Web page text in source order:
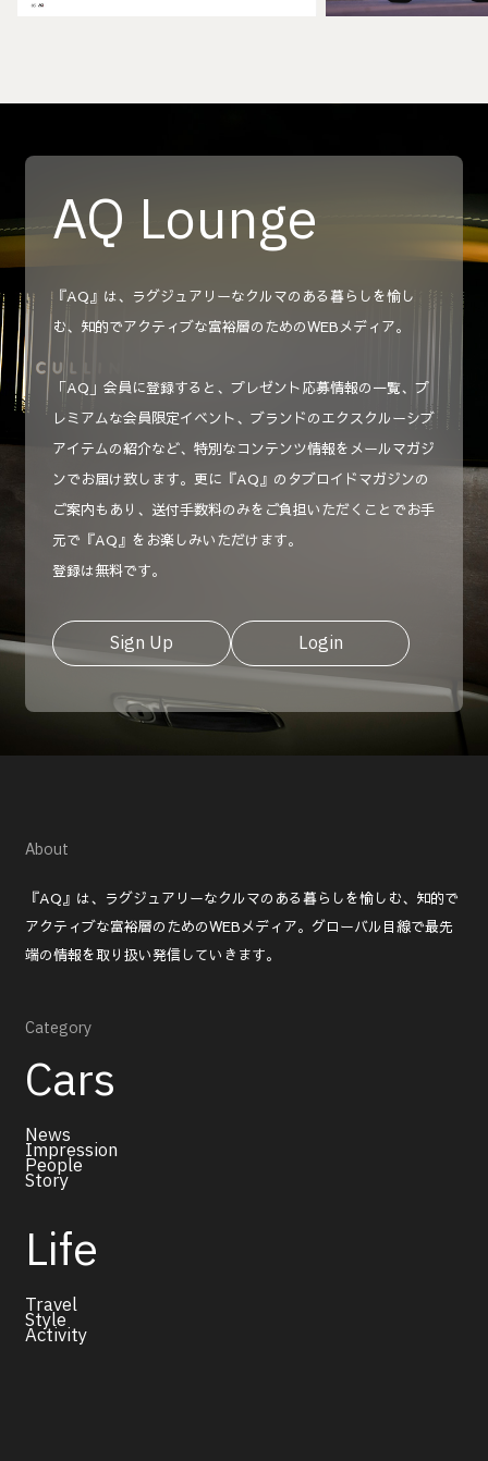
AQ Lounge
『AQ』は、ラグジュアリーなクルマのある暮らしを愉し
む、知的でアクティブな富裕層のためのWEBメディア。
「AQ」会員に登録すると、プレゼント応募情報の一覧、プ
レミアムな会員限定イベント、ブランドのエクスクルーシブ
アイテムの紹介など、特別なコンテンツ情報をメールマガジ
ンでお届け致します。更に『AQ』のタブロイドマガジンの
ご案内もあり、送付手数料のみをご負担いただくことでお手
元で『AQ』をお楽しみいただけます。
登録は無料です。
Sign Up Login
About
『AQ』は、ラグジュアリーなクルマのある暮らしを愉しむ、知的で
アクティブな富裕層のためのWEBメディア。グローバル目線で最先
端の情報を取り扱い発信していきます。
Category
Cars
News
Impression
People
Story
Life
Travel
Style
Activity